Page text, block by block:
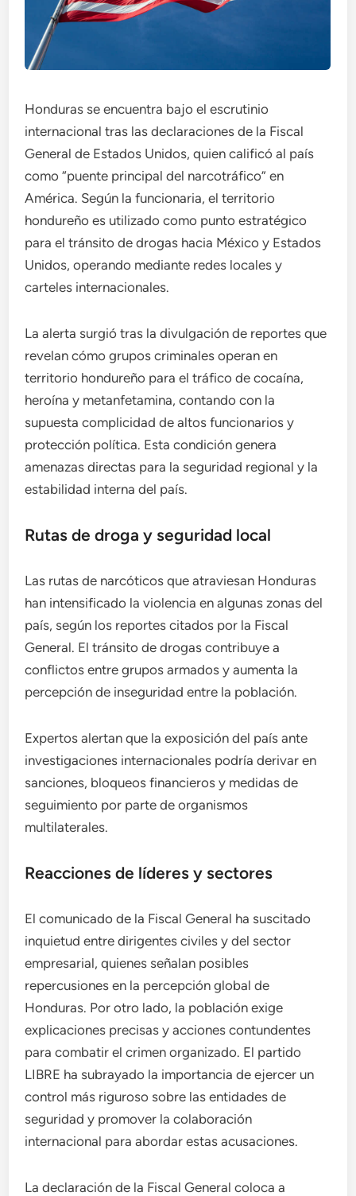
Honduras se encuentra bajo el escrutinio
internacional tras las declaraciones de la Fiscal
General de Estados Unidos, quien calificó al país
como “puente principal del narcotráfico” en
América. Según la funcionaria, el territorio
hondureño es utilizado como punto estratégico
para el tránsito de drogas hacia México y Estados
Unidos, operando mediante redes locales y
carteles internacionales.
La alerta surgió tras la divulgación de reportes que
revelan cómo grupos criminales operan en
territorio hondureño para el tráfico de cocaína,
heroína y metanfetamina, contando con la
supuesta complicidad de altos funcionarios y
protección política. Esta condición genera
amenazas directas para la seguridad regional y la
estabilidad interna del país.
Rutas de droga y seguridad local
Las rutas de narcóticos que atraviesan Honduras
han intensificado la violencia en algunas zonas del
país, según los reportes citados por la Fiscal
General. El tránsito de drogas contribuye a
conflictos entre grupos armados y aumenta la
percepción de inseguridad entre la población.
Expertos alertan que la exposición del país ante
investigaciones internacionales podría derivar en
sanciones, bloqueos financieros y medidas de
seguimiento por parte de organismos
multilaterales.
Reacciones de líderes y sectores
El comunicado de la Fiscal General ha suscitado
inquietud entre dirigentes civiles y del sector
empresarial, quienes señalan posibles
repercusiones en la percepción global de
Honduras. Por otro lado, la población exige
explicaciones precisas y acciones contundentes
para combatir el crimen organizado. El partido
LIBRE ha subrayado la importancia de ejercer un
control más riguroso sobre las entidades de
seguridad y promover la colaboración
internacional para abordar estas acusaciones.
La declaración de la Fiscal General coloca a